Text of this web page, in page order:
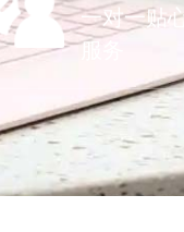
一对一贴
服务